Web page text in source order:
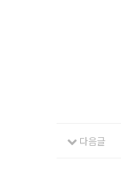
다음글